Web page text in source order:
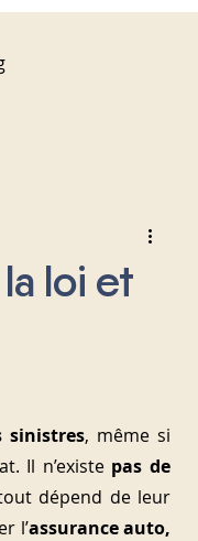
loi et
sinistres, même si
Il n’existe pas de
dépend de leur
l’assurance auto,